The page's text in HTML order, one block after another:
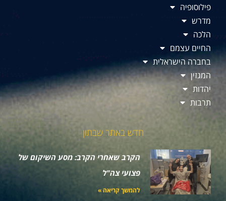
פילוסופיה
מדרש
הלכה
החיים עצמם
בחברה הישראלית
המגזין
יהדות
תרבות
חדש באתר שבתון
הקרב שאחרי הקרב: מסע השיקום של
פצועי צה"ל
להמשך קריאה »